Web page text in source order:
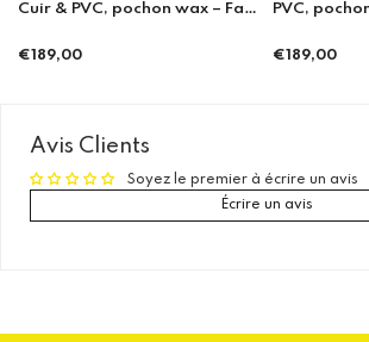
& PVC, pochon wax – Fait
PVC, pochon
€189,00
Avis Clients
Soyez le premier à écrire un avis
Écrire un avis